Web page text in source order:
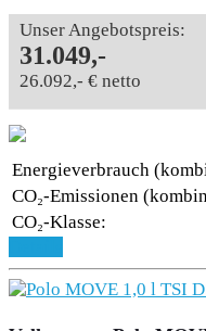
Unser Angebotspreis:
31.049,-
26.092,- € netto
Energieverbrauch
CO₂-Emissionen
CO₂-Klasse: